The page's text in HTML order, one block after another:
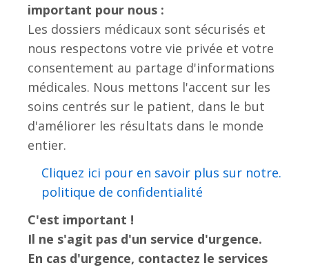
important pour nous :
Les dossiers médicaux sont sécurisés et
nous respectons votre vie privée et votre
consentement au partage d'informations
médicales. Nous mettons l'accent sur les
soins centrés sur le patient, dans le but
d'améliorer les résultats dans le monde
entier.
.Cliquez ici pour en savoir plus sur notre
politique de confidentialité
C'est important !
Il ne s'agit pas d'un service d'urgence.
En cas d'urgence, contactez le services